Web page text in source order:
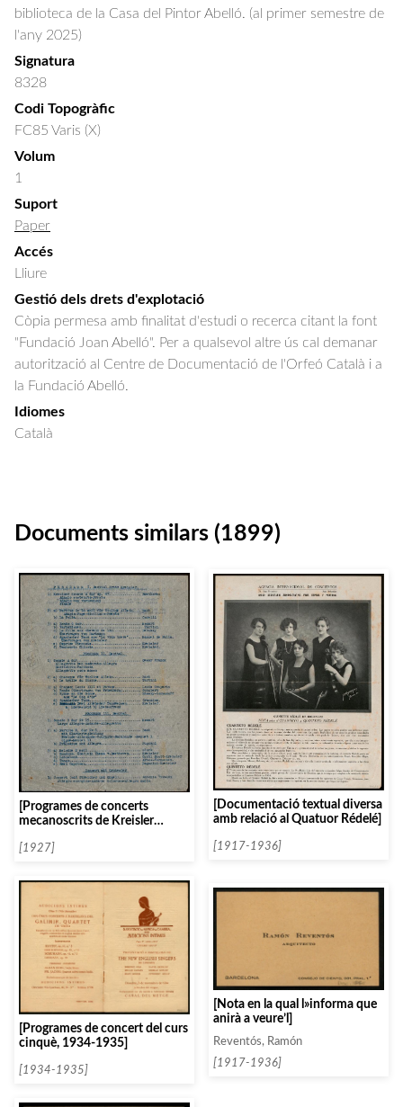
biblioteca de la Casa del Pintor Abelló. (al primer semestre de
l'any 2025)
Signatura
8328
Codi Topogràfic
FC85 Varis (X)
Volum
1
Suport
Paper
Accés
Lliure
Gestió dels drets d'explotació
Còpia permesa amb finalitat d'estudi o recerca citant la font
"Fundació Joan Abelló". Per a qualsevol altre ús cal demanar
autorització al Centre de Documentació de l'Orfeó Català i a
la Fundació Abelló.
Idiomes
Català
Documents similars (1899)
[Programes de concerts
mecanoscrits de Kreisler
[1927]
[Documentació textual diversa
amb relació al Quatuor Rédelé]
[1917-1936]
[Programes de concert del curs
cinquè, 1934-1935]
[1934-1935]
[Nota en la qual l»informa que
anirà a veure’l]
Reventós, Ramón
[1917-1936]